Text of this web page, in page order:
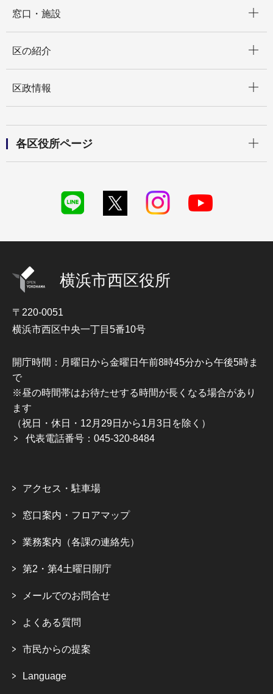
窓口・施設
区の紹介
区政情報
各区役所ページ
横浜市西区役所
〒220-0051
横浜市西区中央一丁目5番10号
開庁時間：月曜日から金曜日午前8時45分から午後5時ま
で
※昼の時間帯はお待たせする時間が長くなる場合があり
ます
（祝日・休日・12月29日から1月3日を除く）
代表電話番号：045-320-8484
アクセス・駐車場
窓口案内・フロアマップ
業務案内（各課の連絡先）
第2・第4土曜日開庁
メールでのお問合せ
よくある質問
市民からの提案
Language